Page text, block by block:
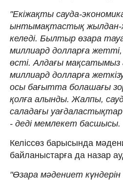
"Екіжақты сауда-
ынтымақтастық жылдан-
келеді. Былтыр өзара
миллиард долларға жетті,
өсті. Алдағы мақсатымыз
миллиард долларға
осы бағытта болашағы
қолға алынды. Жалпы,
саладағы
- деді мемлекет басшысы.
Келіссөз барысында
байланыстарға да назар
"Өзара мәдениет күндерін